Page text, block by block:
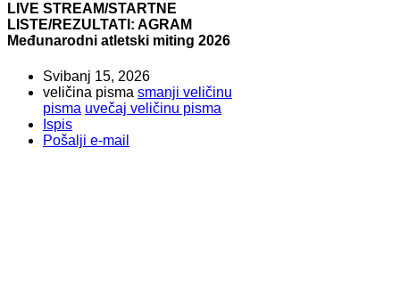
LIVE STREAM/STARTNE
LISTE/REZULTATI: AGRAM
Međunarodni atletski miting 2026
Svibanj 15, 2026
veličina pisma smanji veličinu
pisma uvečaj veličinu pisma
Ispis
Pošalji e-mail